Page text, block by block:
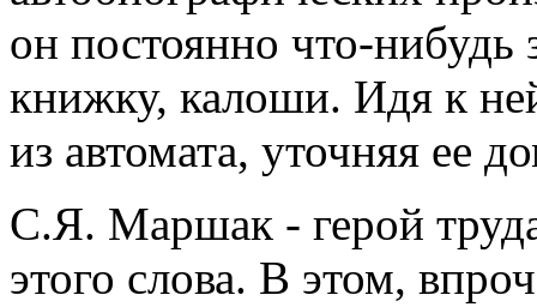
он постоянно что-нибудь
книжку, калоши. Идя к
из автомата, уточняя ее
С.Я. Маршак - герой
этого слова. В этом,